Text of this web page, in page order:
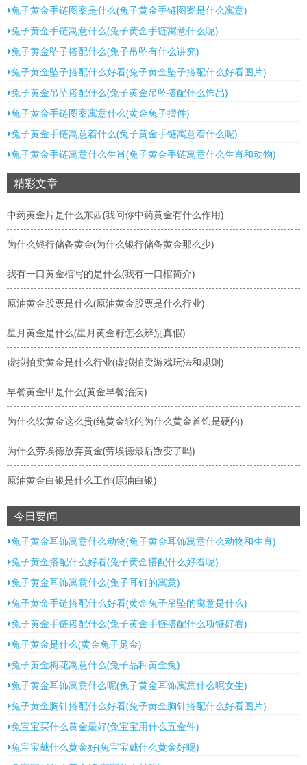
兔子黄金手链图案是什么(兔子黄金手链图案是什么寓意)
兔子黄金手链寓意什么(兔子黄金手链寓意什么呢)
兔子黄金坠子搭配什么(兔子吊坠有什么讲究)
兔子黄金坠子搭配什么好看(兔子黄金坠子搭配什么好看图片)
兔子黄金吊坠搭配什么(兔子黄金吊坠搭配什么饰品)
兔子黄金手链图案寓意什么(黄金兔子摆件)
兔子黄金手链寓意着什么(兔子黄金手链寓意着什么呢)
兔子黄金手链寓意什么生肖(兔子黄金手链寓意什么生肖和动物)
精彩文章
中药黄金片是什么东西(我问你中药黄金有什么作用)
为什么银行储备黄金(为什么银行储备黄金那么少)
我有一口黄金棺写的是什么(我有一口棺简介)
原油黄金股票是什么(原油黄金股票是什么行业)
星月黄金是什么(星月黄金籽怎么辨别真假)
虚拟拍卖黄金是什么行业(虚拟拍卖游戏玩法和规则)
早餐黄金甲是什么(黄金早餐治病)
为什么软黄金这么贵(纯黄金软的为什么黄金首饰是硬的)
为什么劳埃德放弃黄金(劳埃德最后叛变了吗)
原油黄金白银是什么工作(原油白银)
今日要闻
兔子黄金耳饰寓意什么动物(兔子黄金耳饰寓意什么动物和生肖)
兔子黄金搭配什么好看(兔子黄金搭配什么好看呢)
兔子黄金耳饰寓意什么(兔子耳钉的寓意)
兔子黄金手链搭配什么好看(黄金兔子吊坠的寓意是什么)
兔子黄金手链搭配什么(兔子黄金手链搭配什么项链好看)
兔子黄金是什么(黄金兔子足金)
兔子黄金梅花寓意什么(兔子品种黄金兔)
兔子黄金耳饰寓意什么呢(兔子黄金耳饰寓意什么呢女生)
兔子黄金胸针搭配什么好看(兔子黄金胸针搭配什么好看图片)
兔宝宝买什么黄金最好(兔宝宝用什么五金件)
兔宝宝戴什么黄金好(兔宝宝戴什么黄金好呢)